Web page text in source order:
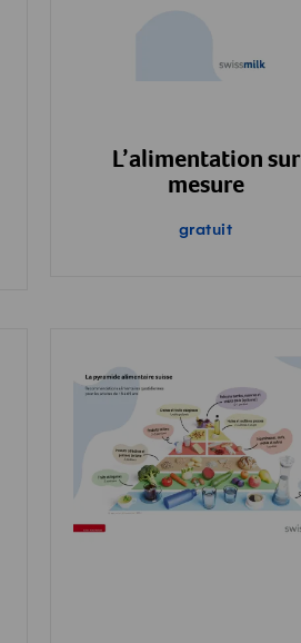
L’alimentation sur
mesure
gratuit